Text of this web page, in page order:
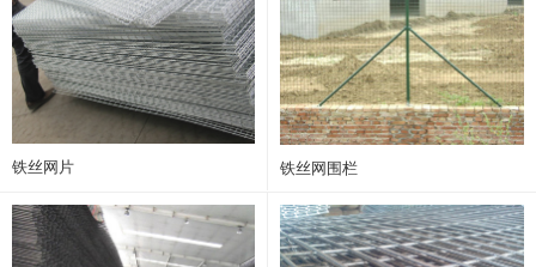
铁丝网片 铁丝网围栏